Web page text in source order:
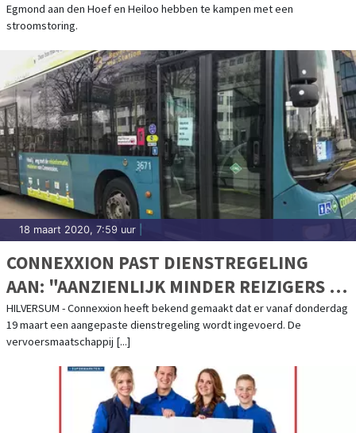
Egmond aan den Hoef en Heiloo hebben te kampen met een
stroomstoring.
18 maart 2020, 7:59 uur
CONNEXXION PAST DIENSTREGELING
AAN: "AANZIENLIJK MINDER REIZIGERS IN
OPENBAAR VERVOER"
HILVERSUM - Connexxion heeft bekend gemaakt dat er vanaf donderdag
19 maart een aangepaste dienstregeling wordt ingevoerd. De
vervoersmaatschappij [...]